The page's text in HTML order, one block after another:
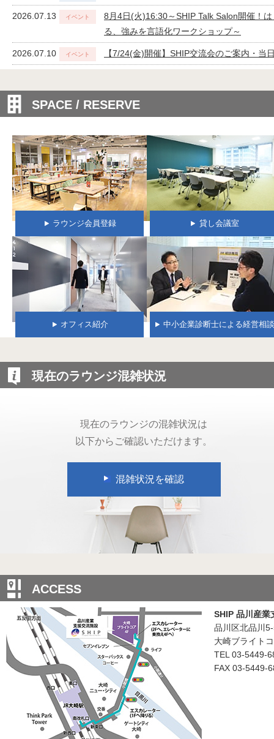
2026.07.13
8月4日(火)16:30～SHIP Talk Salon開催！
る、強みを言語化ワークショップ～
2026.07.10 【7/24(金)開催】SHIP交流会のご案内・当
2026.06.29
SPACE / RESERVE
ラウンジ会員登録 貸し会議室
オフィス紹介 中小企業診断士による経営相
現在のラウンジ混雑状況
現在のラウンジの混雑状況は
以下からご確認いただけます。
混雑状況を確認
ACCESS
SHIP 品川産業
品川区北品川
大崎ブライト
TEL 03-5449-
FAX 03-5449-